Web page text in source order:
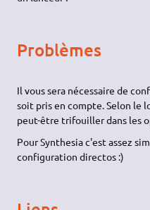
Problèmes
Il vous sera nécessaire de
soit pris en compte. Selon le
peut-être trifouiller dans les
Pour Synthesia c'est assez
configuration directos :)